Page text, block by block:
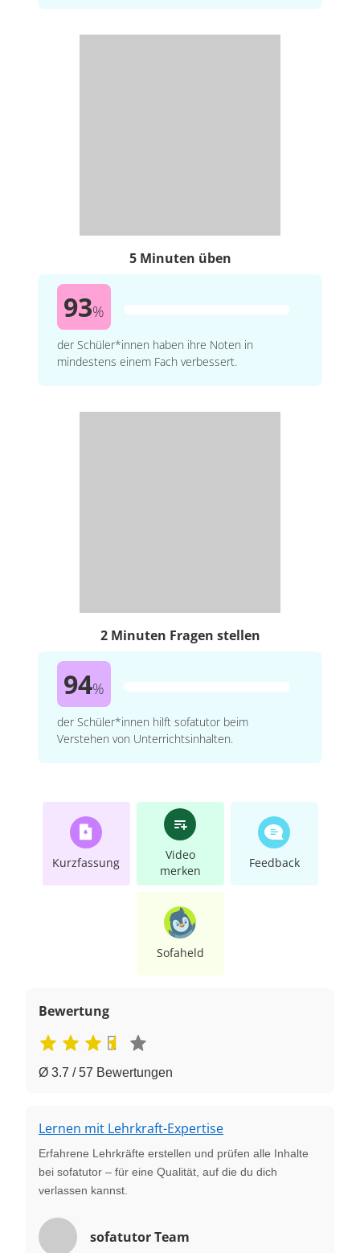
5 Minuten üben
93%
der Schüler*innen haben ihre Noten in
mindestens einem Fach verbessert.
2 Minuten Fragen stellen
94%
der Schüler*innen hilft sofatutor beim
Verstehen von Unterrichtsinhalten.
Kurzfassung
Video
merken
Feedback
Sofaheld
Bewertung
Ø 3.7 / 57 Bewertungen
Lernen mit Lehrkraft-Expertise
Erfahrene Lehrkräfte erstellen und prüfen alle Inhalte
bei sofatutor – für eine Qualität, auf die du dich
verlassen kannst.
sofatutor Team